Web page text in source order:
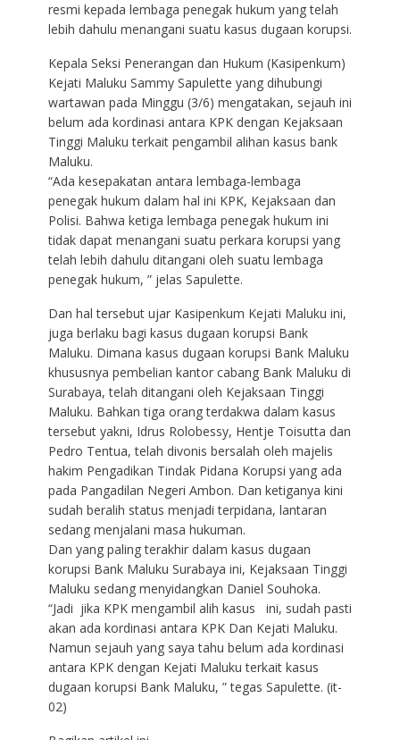
resmi kepada lembaga penegak hukum yang telah
lebih dahulu menangani suatu kasus dugaan korupsi.
Kepala Seksi Penerangan dan Hukum (Kasipenkum)
Kejati Maluku Sammy Sapulette yang dihubungi
wartawan pada Minggu (3/6) mengatakan, sejauh ini
belum ada kordinasi antara KPK dengan Kejaksaan
Tinggi Maluku terkait pengambil alihan kasus bank
Maluku.
“Ada kesepakatan antara lembaga-lembaga
penegak hukum dalam hal ini KPK, Kejaksaan dan
Polisi. Bahwa ketiga lembaga penegak hukum ini
tidak dapat menangani suatu perkara korupsi yang
telah lebih dahulu ditangani oleh suatu lembaga
penegak hukum, ” jelas Sapulette.
Dan hal tersebut ujar Kasipenkum Kejati Maluku ini,
juga berlaku bagi kasus dugaan korupsi Bank
Maluku. Dimana kasus dugaan korupsi Bank Maluku
khususnya pembelian kantor cabang Bank Maluku di
Surabaya, telah ditangani oleh Kejaksaan Tinggi
Maluku. Bahkan tiga orang terdakwa dalam kasus
tersebut yakni, Idrus Rolobessy, Hentje Toisutta dan
Pedro Tentua, telah divonis bersalah oleh majelis
hakim Pengadikan Tindak Pidana Korupsi yang ada
pada Pangadilan Negeri Ambon. Dan ketiganya kini
sudah beralih status menjadi terpidana, lantaran
sedang menjalani masa hukuman.
Dan yang paling terakhir dalam kasus dugaan
korupsi Bank Maluku Surabaya ini, Kejaksaan Tinggi
Maluku sedang menyidangkan Daniel Souhoka.
“Jadi jika KPK mengambil alih kasus ini, sudah pasti
akan ada kordinasi antara KPK Dan Kejati Maluku.
Namun sejauh yang saya tahu belum ada kordinasi
antara KPK dengan Kejati Maluku terkait kasus
dugaan korupsi Bank Maluku, ” tegas Sapulette. (it-
02)